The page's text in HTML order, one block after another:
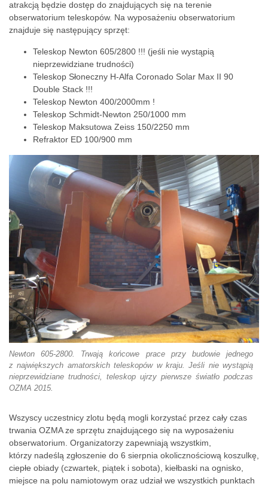
atrakcją będzie dostęp do znajdujących się na terenie
obserwatorium teleskopów. Na wyposażeniu obserwatorium
znajduje się następujący sprzęt:
Teleskop Newton 605/2800 !!! (jeśli nie wystąpią
nieprzewidziane trudności)
Teleskop Słoneczny H-Alfa Coronado Solar Max II 90
Double Stack !!!
Teleskop Newton 400/2000mm !
Teleskop Schmidt-Newton 250/1000 mm
Teleskop Maksutowa Zeiss 150/2250 mm
Refraktor ED 100/900 mm
Newton 605-2800. Trwają końcowe prace przy budowie jednego
z największych amatorskich teleskopów w kraju. Jeśli nie wystąpią
nieprzewidziane trudności, teleskop ujrzy pierwsze światło podczas
OZMA 2015.
Wszyscy uczestnicy zlotu będą mogli korzystać przez cały czas
trwania OZMA ze sprzętu znajdującego się na wyposażeniu
obserwatorium. Organizatorzy zapewniają wszystkim,
którzy nadeślą zgłoszenie do 6 sierpnia okolicznościową koszulkę,
ciepłe obiady (czwartek, piątek i sobota), kiełbaski na ognisko,
miejsce na polu namiotowym oraz udział we wszystkich punktach